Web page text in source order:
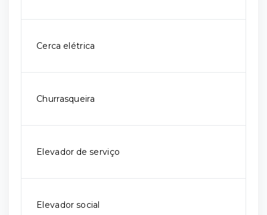
Cerca elétrica
Churrasqueira
Elevador de serviço
Elevador social